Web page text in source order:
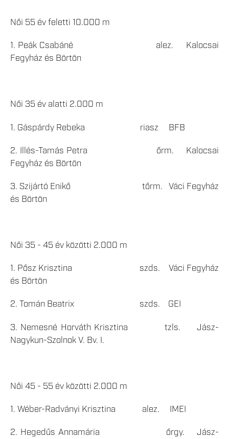
Női 55 év feletti 10.000 m
1. Peák Csabáné alez. Kalocsai
Fegyház és Börtön
Női 35 év alatti 2.000 m
1. Gáspárdy Rebeka riasz BFB
2. Illés-Tamás Petra őrm. Kalocsai
Fegyház és Börtön
3. Szijártó Enikő tőrm. Váci Fegyház
és Börtön
Női 35 - 45 év közötti 2.000 m
1. Pősz Krisztina szds. Váci Fegyház
és Börtön
2. Tomán Beatrix szds. GEI
3. Nemesné Horváth Krisztina tzls. Jász-
Nagykun-Szolnok V. Bv. I.
Női 45 - 55 év közötti 2.000 m
1. Wéber-Radványi Krisztina alez. IMEI
2. Hegedűs Annamária őrgy. Jász-